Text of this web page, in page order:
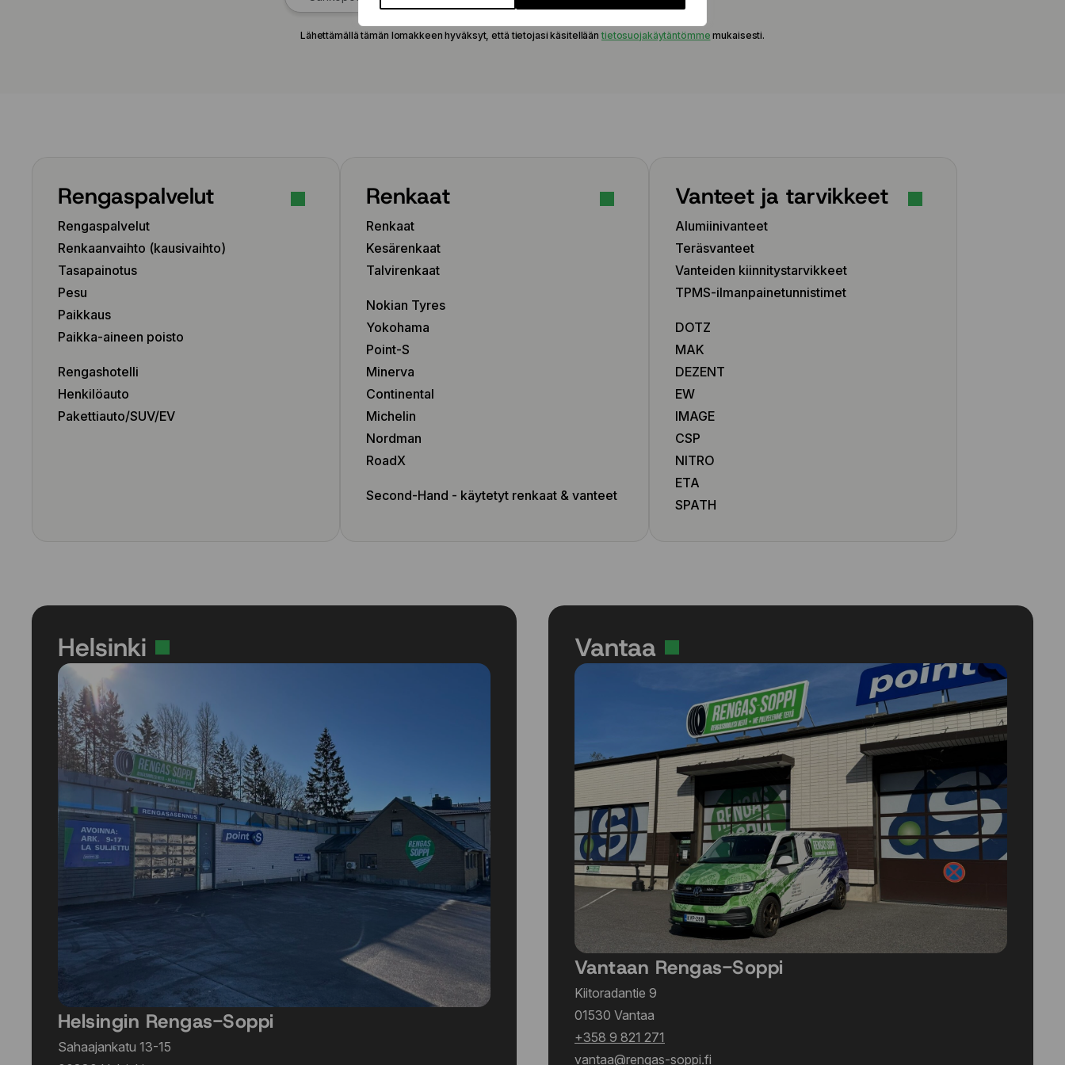
205/45 R17 88V
205/50 R17 93W
205/55 R16 91V
205/55 R16 91W
205/55 R16 94W
215/40 R17 87W
215/45 R17 87W
215/45 R17 91Y
215/50 R18 92W
215/50 R19 93T
215/55 R16 93H
215/55 R16 93V
215/55 R16 93W
215/55 R16 97H
215/55 R16 97V
215/55 R16 97W
215/55 R16 97Y
215/55 R17 94V
215/55 R17 94W
215/55 R17 94Y
Lähettämällä tämän lomakkeen hyväksyt, että tietojasi käsitellääntietosuojakäytäntömme mukaisesti.
Rengaspalvelut
Rengaspalvelut
Renkaanvaihto (kausivaihto)
Tasapainotus
Pesu
Paikkaus
Paikka-aineen poisto
Rengashotelli
Henkilöauto
Pakettiauto/SUV/EV
Renkaat
Renkaat
Kesärenkaat
Talvirenkaat
Nokian Tyres
Yokohama
Point-S
Minerva
Continental
Michelin
Nordman
RoadX
Second-Hand - käytetyt renkaat & vanteet
Vanteet ja tarvikkeet
Alumiinivanteet
Teräsvanteet
Vanteiden kiinnitystarvikkeet
TPMS-ilmanpainetunnistimet
DOTZ
MAK
DEZENT
EW
IMAGE
CSP
NITRO
ETA
SPATH
Helsinki
Helsingin Rengas-Soppi
Sahaajankatu 13-15
Vantaa
Vantaan Rengas-Soppi
Kiitoradantie 9
01530 Vantaa
+358 9 821 271
vantaa@rengas-soppi.fi